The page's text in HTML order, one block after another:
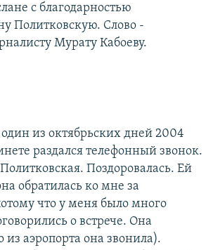
с благодарностью
Политковскую. Слово -
Мурату Кабоеву.
из октябрьских дней 2004
раздался телефонный звонок.
Поздоровалась. Ей
обратилась ко мне за
что у меня было много
о встрече. Она
аэропорта она звонила).